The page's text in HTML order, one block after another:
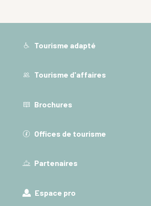
Tourisme adapté
Tourisme d'affaires
Brochures
Offices de tourisme
Partenaires
Espace pro